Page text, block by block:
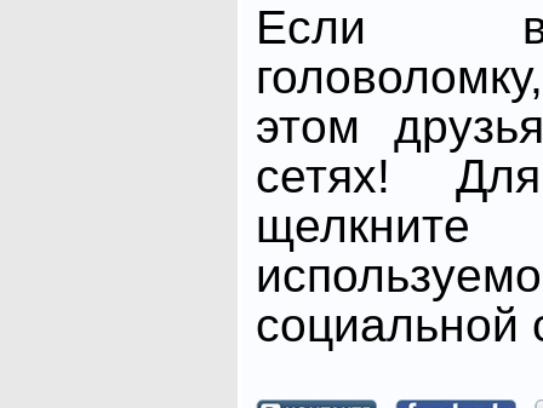
Если
этом
сетях!
социальной